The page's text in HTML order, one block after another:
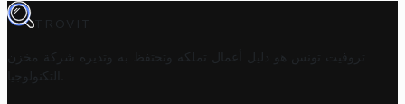
TROVIT
تروفيت تونس هو دليل أعمال تملكه وتحتفظ به وتديره
شركة مخزن
التكنولوجيا